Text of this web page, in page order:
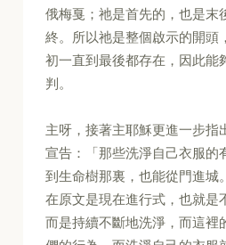
俄梅戛；祂是首先的，也是末
終。所以祂是整個啟示的開頭
初一直到最後都存在，因此能
判。
主呀，接著主耶穌更進一步指
宣告：「那些洗淨自己衣服的
到生命樹那裏，也能從門進城
在原文是現在進行式，也就是
而是持續不斷地洗淨，而這裡